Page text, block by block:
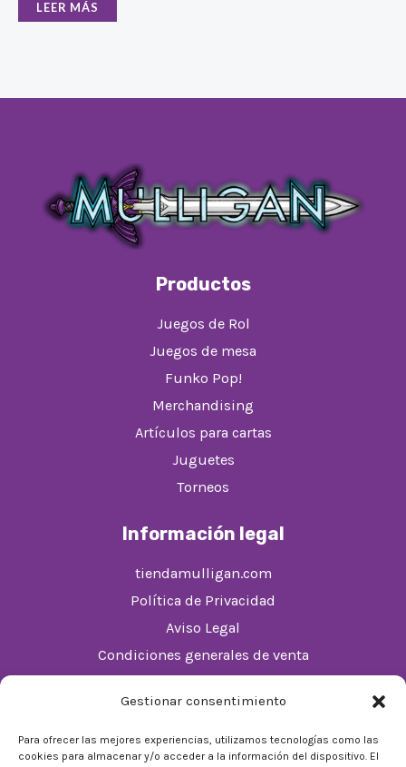
Gestionar consentimiento
Para ofrecer las mejores experiencias, utilizamos tecnologías como las
cookies para almacenar y/o acceder a la información del dispositivo. El
LEER MÁS
Productos
Juegos de Rol
Juegos de mesa
Funko Pop!
Merchandising
Artículos para cartas
Juguetes
Torneos
Información legal
tiendamulligan.com
Política de Privacidad
Aviso Legal
Condiciones generales de venta